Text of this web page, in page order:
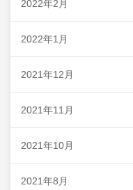
2022年2月
2022年1月
2021年12月
2021年11月
2021年10月
2021年8月